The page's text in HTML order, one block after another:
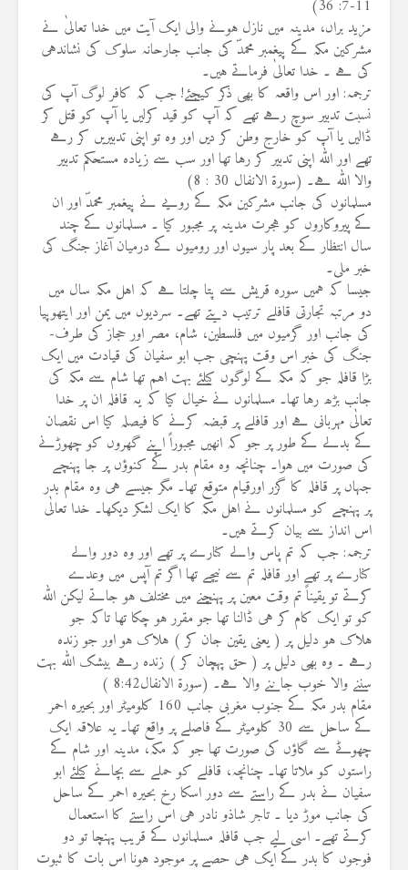
11-7: 36)
مزید براں، مدینہ میں نازل ہونے والی ایک آیت میں خدا تعالیٰ نے
مشرکین مکہ کے پیغمبر محمدؐ کی جانب جارحانہ سلوک کی نشاندہی
کی ہے ۔ خدا تعالیٰ فرماتے ہیں۔
ترجمہ: اور اس واقعہ کا بھی ذکر کیجئے! جب کہ کافر لوگ آپ کی
نسبت تدبیر سوچ رہے تھے کہ آپ کو قید کرلیں یا آپ کو قتل کر
ڈالیں یا آپ کو خارج وطن کر دیں اور وہ تو اپنی تدبیریں کر رہے
تھے اور اللہ اپنی تدبیر کر رہا تھا اور سب سے زیادہ مستحکم تدبیر
والا اللہ ہے۔ (سورۃ الانفال 30 : 8)
مسلمانوں کی جانب مشرکین مکہ کے رويے نے پیغمبر محمدؐ اور ان
کے پیروکاروں کو ہجرت مدینہ پر مجبور کیا ۔ مسلمانوں کے چند
سال انتظار کے بعد پار سیوں اور رومیوں کے درمیان آغاز جنگ کی
خبر ملی۔
جیسا کہ ہمیں سورہ قریش سے پتا چلتا ہے کہ اہل مکہ سال میں
دو مرتبہ تجارتی قافلے ترتیب دیتے تھے۔ سردیوں میں يمن اور ایتھوپیا
کی جانب اور گرمیوں میں فلسطین، شام، مصر اور حجاز کی طرف-
جنگ کی خبر اس وقت پہنچی جب ابو سفیان کی قیادت میں ایک
بڑا قافلہ جو کہ مکہ کے لوگوں کیلئے بہت اہم تھا شام سے مکہ کی
جانب بڑھ رہا تھا۔ مسلمانوں نے خیال کیا کہ یہ قافلہ ان پر خدا
تعالٰی مہربانی ہے اور قافلے پر قبضہ کرنے کا فیصلہ کیا اس نقصان
کے بدلے کے طور پر جو کہ انھیں مجبوراً اپنے گھروں کو چھوڑنے
کی صورت میں ہوا۔ چنانچہ وہ مقام بدر کے کنوؤں پر جا پہنچے
جہاں پر قافلہ کا گزر اورقیام متوقع تھا۔ مگر جیسے ہی وہ مقام بدر
پر پہنچے کو مسلمانوں نے اہل مکہ کا ایک لشکر دیکھا۔ خدا تعالٰی
اس انداز سے بیان کرتے ہیں۔
ترجمہ: جب کہ تم پاس والے کنارے پر تھے اور وہ دور والے
کنارے پر تھے اور قافلہ تم سے نیچے تھا اگر تم آپس میں وعدے
کرتے تو یقیناً تم وقت معین پر پہنچنے میں مختلف ہو جاتے لیکن اللہ
کو تو ایک کام کر ہی ڈالنا تھا جو مقرر ہو چکا تھا تاکہ جو
ہلاک ہو دلیل پر ( یعنی یقین جان کر ) ہلاک ہو اور جو زندہ
رہے ۔ وہ بھی دلیل پر ( حق پہچان کر ) زندہ رہے بیشک اللہ بہت
سننے والا خوب جاننے والا ہے۔ (سورة الانفال8:42 )
مقام بدر مکہ کے جنوب مغربی جانب 160 کلومیٹر اور بحیرہ احمر
کے ساحل سے 30 کلومیٹر کے فاصلے پر واقع تھا۔ یہ علاقہ ایک
چھوٹے سے گاؤں کی صورت تھا جو کہ مکہ، مدینہ اور شام کے
راستوں کو ملاتا تھا۔ چنانچہ، قافلے کو حملے سے بچانے کیلئے ابو
سفیان نے بدر کے راستے سے دور اسکا رخ بحیرہ احمر کے ساحل
کی جانب موڑ دیا ۔ تاجر شاذو نادر ہی اس راستے کا استعمال
کرتے تھے۔ اسی لیے جب قافلہ مسلمانوں کے قریب پہنچا تو دو
فوجوں کا بدر کے ایک ہی حصے پر موجود ہونا اس بات کا ثبوت